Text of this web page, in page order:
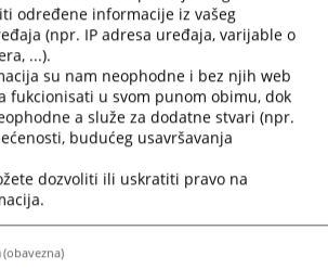
određene informacije iz vašeg
(npr. IP adresa uređaja, varijable o
...).
su nam neophodne i bez njih web
fukcionisati u svom punom obimu, dok
a služe za dodatne stvari (npr.
budućeg usavršavanja
dozvoliti ili uskratiti pravo na
(obavezna)